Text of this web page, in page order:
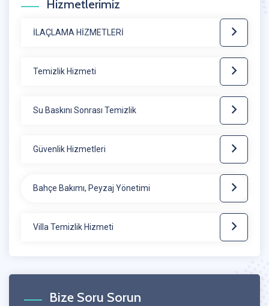
Hizmetlerimiz
İLAÇLAMA HİZMETLERİ
Temizlik Hizmeti
Su Baskını Sonrası Temizlik
Güvenlik Hizmetleri
Bahçe Bakımı, Peyzaj Yönetimi
Villa Temizlik Hizmeti
Bize Soru Sorun